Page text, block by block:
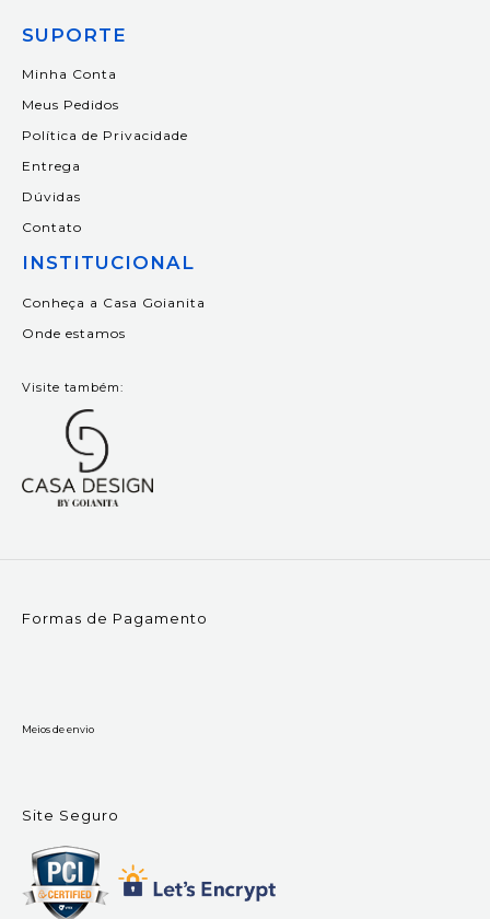
SUPORTE
Minha Conta
Meus Pedidos
Política de Privacidade
Entrega
Dúvidas
Contato
INSTITUCIONAL
Conheça a Casa Goianita
Onde estamos
Visite também:
Formas de Pagamento
Meios de envio
Site Seguro